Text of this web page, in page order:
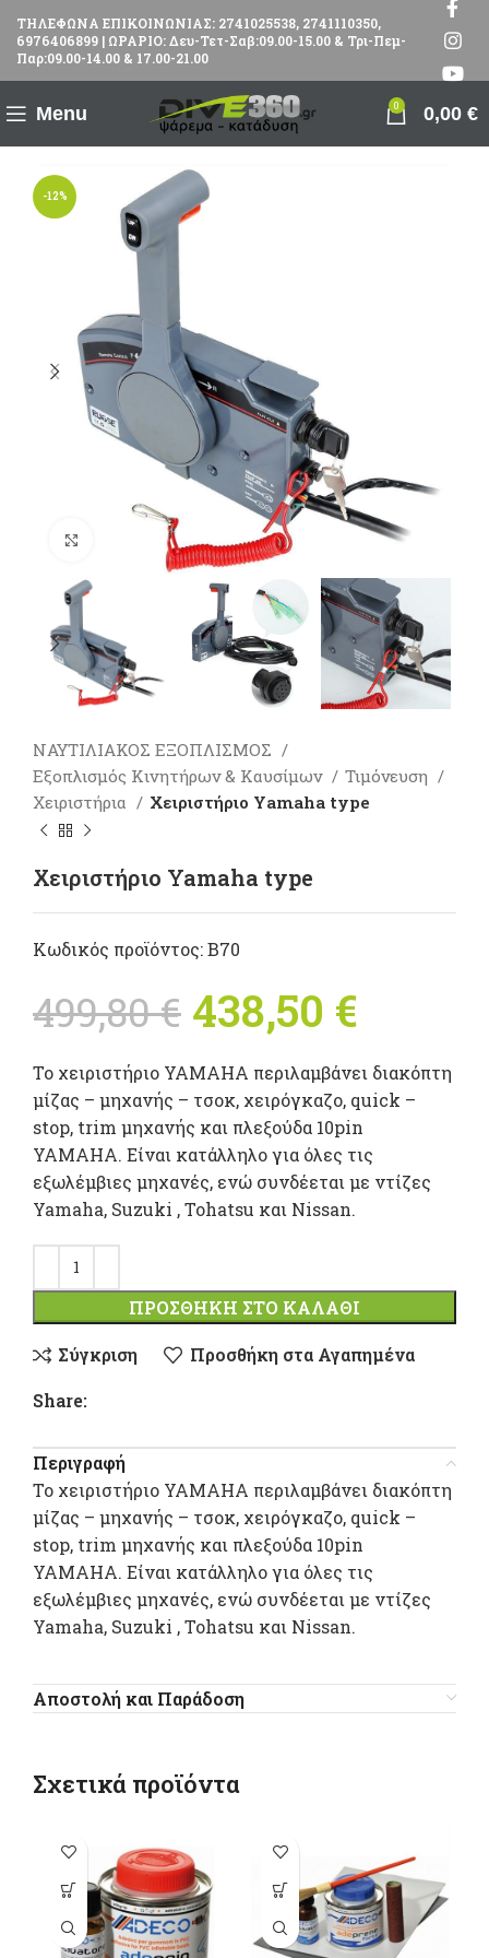
ΤΗΛΕΦΩΝΑ ΕΠΙΚΟΙΝΩΝΙΑΣ: 2741025538, 2741110350,
6976406899 | ΩΡΑΡΙΟ: Δευ-Τετ-Σαβ:09.00-15.00 & Τρι-Πεμ-
Παρ:09.00-14.00 & 17.00-21.00
Menu 0 0,00 €
-12%
Πατήστε για μεγέθυνση
ΝΑΥΤΙΛΙΑΚΟΣ ΕΞΟΠΛΙΣΜΟΣ
Εξοπλισμός Κινητήρων & Καυσίμων
Τιμόνευση
Χειριστήρια
Χειριστήριο Yamaha type
Χειριστήριο Yamaha type
Κωδικός προϊόντος:B70
499,80€ Original
price was:
499,80 €.
438,50 €
τιμή
είναι:
Το χειριστήριο YAMAHA περιλαμβάνει διακόπτη
μίζας – μηχανής – τσοκ, χειρόγκαζο, quick –
stop, trim μηχανής και πλεξούδα 10pin
YAMAHA. Είναι κατάλληλο για όλες τις
εξωλέμβιες μηχανές, ενώ συνδέεται με ντίζες
Yamaha, Suzuki , Tohatsu και Nissan.
ΠΡΟΣΘΉΚΗ ΣΤΟ ΚΑΛΆΘΙ
Σύγκριση
Προσθήκη στα Αγαπημένα
Share:
Περιγραφή
Το χειριστήριο YAMAHA περιλαμβάνει διακόπτη
μίζας – μηχανής – τσοκ, χειρόγκαζο, quick –
stop, trim μηχανής και πλεξούδα 10pin
YAMAHA. Είναι κατάλληλο για όλες τις
εξωλέμβιες μηχανές, ενώ συνδέεται με ντίζες
Yamaha, Suzuki , Tohatsu και Nissan.
Αποστολή και Παράδοση
Σχετικά προϊόντα
Αυτό το
προϊόν έχει
πολλαπλές